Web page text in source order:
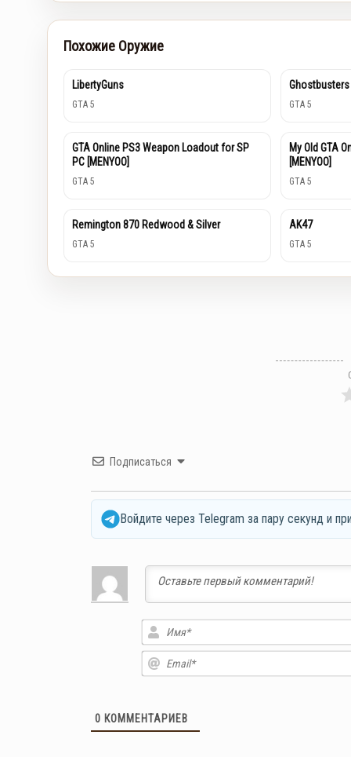
Похожие Оружие
LibertyGuns
GTA 5
Ghostbusters
GTA 5
GTA Online PS3 Weapon Loadout for SP
PC [MENYOO]
GTA 5
My Old GTA
[MENYOO]
GTA 5
Remington 870 Redwood & Silver
GTA 5
AK47
GTA 5
Подписаться
Войдите через Telegram за пару секунд и
0 КОММЕНТАРИЕВ